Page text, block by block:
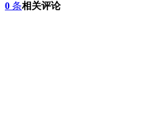
0 条相关评论